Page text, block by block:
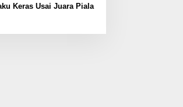
Keras Usai Juara Piala